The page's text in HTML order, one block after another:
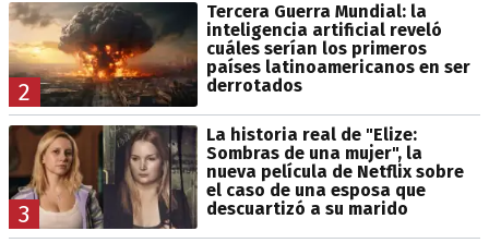
2
Tercera Guerra Mundial: la
inteligencia artificial reveló
cuáles serían los primeros
países latinoamericanos en ser
derrotados
3
La historia real de "Elize:
Sombras de una mujer", la
nueva película de Netflix sobre
el caso de una esposa que
descuartizó a su marido